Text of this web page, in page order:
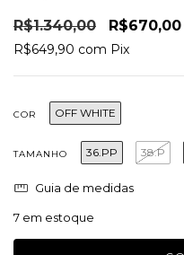
R$1.340,00 R$670,00
R$649,90 com Pix
COR OFF WHITE
TAMANHO 36.PP 38.P
Guia de medidas
7 em estoque